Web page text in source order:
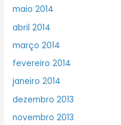
maio 2014
abril 2014
março 2014
fevereiro 2014
janeiro 2014
dezembro 2013
novembro 2013